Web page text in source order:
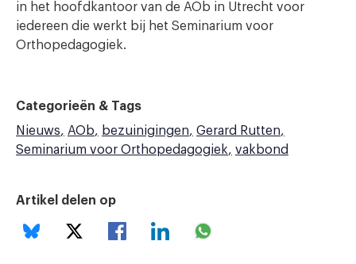
in het hoofdkantoor van de AOb in Utrecht voor
iedereen die werkt bij het Seminarium voor
Orthopedagogiek.
Categorieën & Tags
Nieuws
AOb bezuinigingen
Gerard Rutten
Seminarium voor Orthopedagogiek
vakbond
Artikel delen op